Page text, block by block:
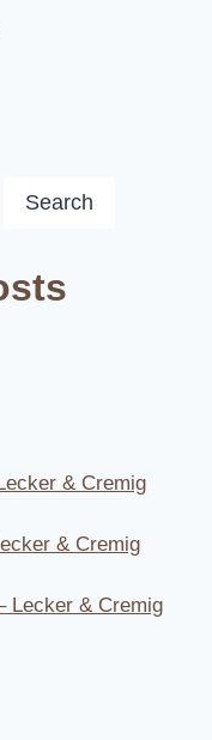
Search
& Cremig
& Cremig
Lecker & Cremig